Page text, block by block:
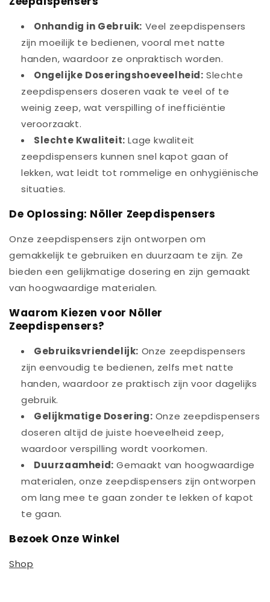
Onhandig in Gebruik: Veel zeepdispensers
zijn moeilijk te bedienen, vooral met natte
handen, waardoor ze onpraktisch worden.
Ongelijke Doseringshoeveelheid: Slechte
zeepdispensers doseren vaak te veel of te
weinig zeep, wat verspilling of inefficiëntie
veroorzaakt.
Slechte Kwaliteit: Lage kwaliteit
zeepdispensers kunnen snel kapot gaan of
lekken, wat leidt tot rommelige en onhygiënische
situaties.
De Oplossing: Nöller Zeepdispensers
Onze zeepdispensers zijn ontworpen om
gemakkelijk te gebruiken en duurzaam te zijn. Ze
bieden een gelijkmatige dosering en zijn gemaakt
van hoogwaardige materialen.
Waarom Kiezen voor Nöller
Zeepdispensers?
Gebruiksvriendelijk: Onze zeepdispensers
zijn eenvoudig te bedienen, zelfs met natte
handen, waardoor ze praktisch zijn voor dagelijks
gebruik.
Gelijkmatige Dosering: Onze zeepdispensers
doseren altijd de juiste hoeveelheid zeep,
waardoor verspilling wordt voorkomen.
Duurzaamheid: Gemaakt van hoogwaardige
materialen, onze zeepdispensers zijn ontworpen
om lang mee te gaan zonder te lekken of kapot
te gaan.
Bezoek Onze Winkel
Shop